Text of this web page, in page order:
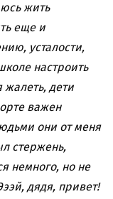
жить
еще и
усталости,
настроить
жалеть, дети
важен
они от меня
стержень,
немного, но не
дядя, привет!